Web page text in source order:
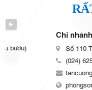
PREVIOUS
Chi nhánh HCM
Số 110 Trần Văn
(024) 62596159
phongsonoto.net